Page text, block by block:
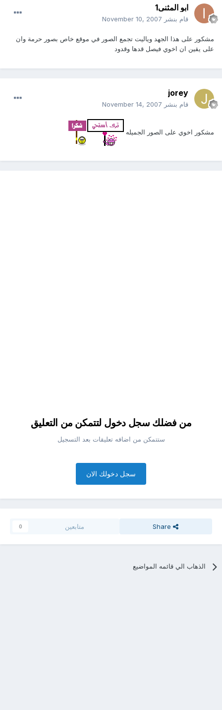
ابو المثنى1
قام بنشر November 10, 2007
مشكور على هذا الجهد وياليت تجمع الصور في موقع خاص بصور حرمة وان
على يقين ان اخوي فيصل قدها وقدود
jorey
قام بنشر November 14, 2007
مشكور اخوي على الصور الجميله
من فضلك سجل دخول لتتمكن من التعليق
ستتمكن من اضافه تعليقات بعد التسجيل
سجل دخولك الان
Share متابعين 0
الذهاب الي قائمه المواضيع